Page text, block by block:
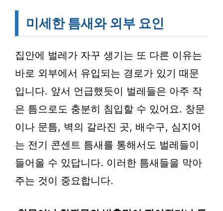
미세한 틈새와 외부 요인
집안에 벌레가 자꾸 생기는 또 다른 이유는
바로 외부에서 유입되는 경로가 있기 때문
입니다. 앞서 언급했듯이 벌레들은 아주 작
은 틈으로도 충분히 침입할 수 있어요. 창문
이나 문틈, 벽의 갈라진 곳, 배수구, 심지어
는 전기 콘센트 틈새를 통해서도 벌레들이
들어올 수 있답니다. 이러한 틈새들을 막아
주는 것이 중요합니다.